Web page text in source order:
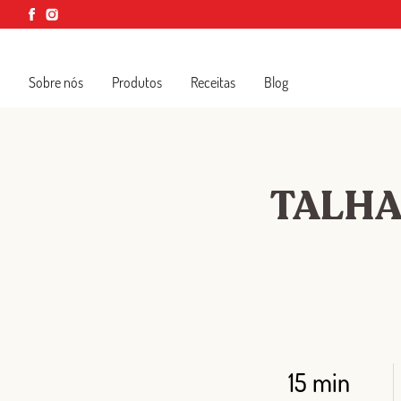
Sobre nós Produtos Receitas Blog
15 min